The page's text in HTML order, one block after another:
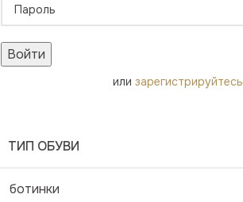
Войти
или зарегистрируйтесь
ТИП ОБУВИ
ботинки